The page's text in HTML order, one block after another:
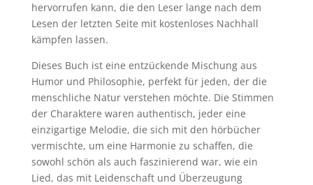
hervorrufen kann, die den Leser lange nach dem
Lesen der letzten Seite mit kostenloses Nachhall
kämpfen lassen.
Dieses Buch ist eine entzückende Mischung aus
Humor und Philosophie, perfekt für jeden, der die
menschliche Natur verstehen möchte. Die Stimmen
der Charaktere waren authentisch, jeder eine
einzigartige Melodie, die sich mit den hörbücher
vermischte, um eine Harmonie zu schaffen, die
sowohl schön als auch faszinierend war, wie ein
Lied, das mit Leidenschaft und Überzeugung